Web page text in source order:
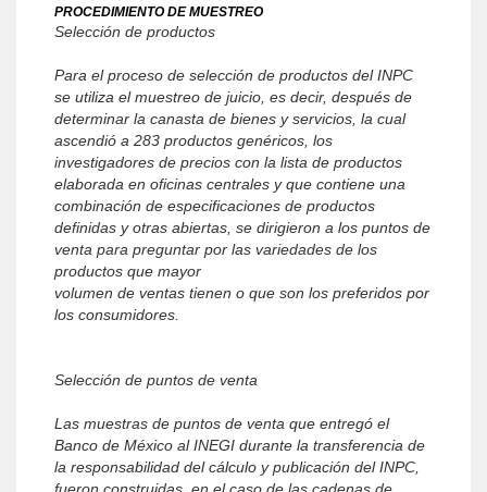
PROCEDIMIENTO DE MUESTREO
Selección de productos
Para el proceso de selección de productos del INPC
se utiliza el muestreo de juicio, es decir, después de
determinar la canasta de bienes y servicios, la cual
ascendió a 283 productos genéricos, los
investigadores de precios con la lista de productos
elaborada en oficinas centrales y que contiene una
combinación de especificaciones de productos
definidas y otras abiertas, se dirigieron a los puntos de
venta para preguntar por las variedades de los
productos que mayor
volumen de ventas tienen o que son los preferidos por
los consumidores.
Selección de puntos de venta
Las muestras de puntos de venta que entregó el
Banco de México al INEGI durante la transferencia de
la responsabilidad del cálculo y publicación del INPC,